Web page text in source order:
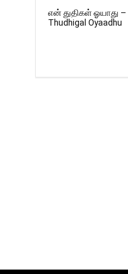
என் துதிகள் ஓயாது –
Thudhigal Oyaadhu